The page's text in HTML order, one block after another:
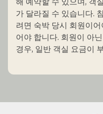
가 달라질 수 있습니다.
려면 숙박 당시 회원이
어야 합니다. 회원이 아
경우, 일반 객실 요금이